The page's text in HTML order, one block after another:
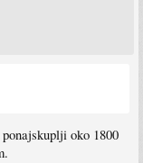
oko 1800